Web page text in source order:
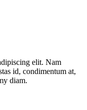
elit. Nam
id, condimentum at,
diam.